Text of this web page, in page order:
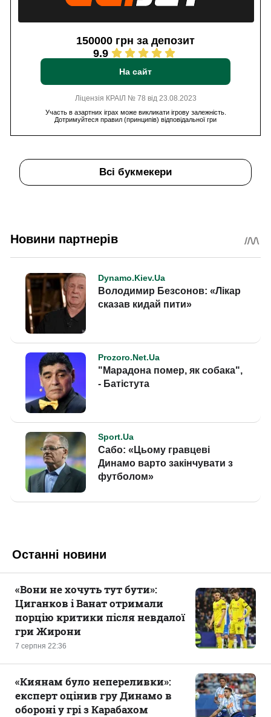
150000 грн за депозит
9.9
На сайт
Ліцензія КРАІЛ № 78 від 23.08.2023
Участь в азартних іграх може викликати ігрову залежність.
Дотримуйтеся правил (принципів) відповідальної гри
Всі букмекери
Останні новини
7 серпня 22:36
«Вони не хочуть тут бути»:
Циганков і Ванат отримали
порцію критики після невдалої
гри Жирони
«Киянам було непереливки»:
експерт оцінив гру Динамо в
обороні у грі з Карабахом